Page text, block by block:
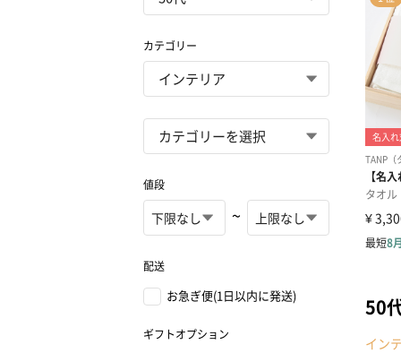
カテゴリー
値段
~
配送
お急ぎ便(1日以内に発送)
ギフトオプション
50
イン